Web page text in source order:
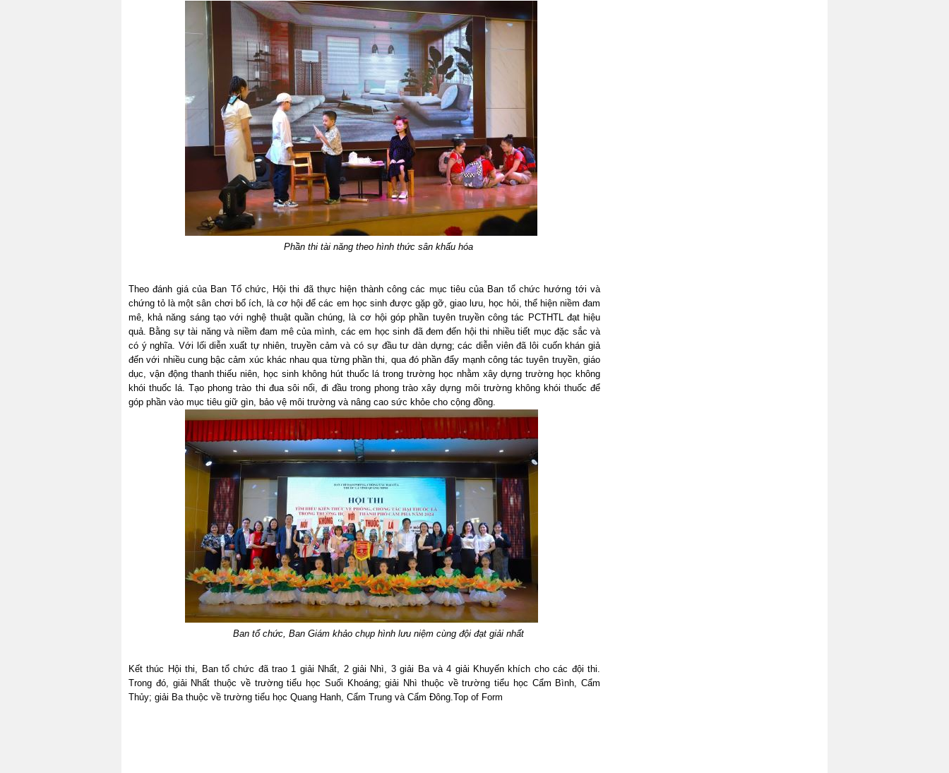
Phần thi tài năng theo hình thức sân khấu hóa
Theo đánh giá của Ban Tổ chức, Hội thi đã thực hiện thành công các mục tiêu của Ban tổ chức hướng tới và
chứng tỏ là một sân chơi bổ ích, là cơ hội để các em học sinh được gặp gỡ, giao lưu, học hỏi, thể hiện niềm đam
mê, khả năng sáng tạo với nghệ thuật quần chúng, là cơ hội góp phần tuyên truyền công tác PCTHTL đạt hiệu
quả. Bằng sự tài năng và niềm đam mê của mình, các em học sinh đã đem đến hội thi nhiều tiết mục đặc sắc và
có ý nghĩa. Với lối diễn xuất tự nhiên, truyền cảm và có sự đầu tư dàn dựng; các diễn viên đã lôi cuốn khán giả
đến với nhiều cung bậc cảm xúc khác nhau qua từng phần thi, qua đó phần đẩy mạnh công tác tuyên truyền, giáo
dục, vận động thanh thiếu niên, học sinh không hút thuốc lá trong trường học nhằm xây dựng trường học không
khói thuốc lá. Tạo phong trào thi đua sôi nổi, đi đầu trong phong trào xây dựng môi trường không khói thuốc để
góp phần vào mục tiêu giữ gìn, bảo vệ môi trường và nâng cao sức khỏe cho cộng đồng.
Ban tổ chức, Ban Giám khảo chụp hình lưu niệm cùng đội đạt giải nhất
Kết thúc Hội thi, Ban tổ chức đã trao 1 giải Nhất, 2 giải Nhì, 3 giải Ba và 4 giải Khuyến khích cho các đội thi.
Trong đó, giải Nhất thuộc về trường tiểu học Suối Khoáng; giải Nhì thuộc về trường tiểu học Cẩm Bình, Cẩm
Thủy; giải Ba thuộc về trường tiểu học Quang Hanh, Cẩm Trung và Cẩm Đông.Top of Form